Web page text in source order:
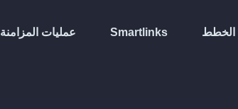
عمليات المزامنة Smartlinks الخطط